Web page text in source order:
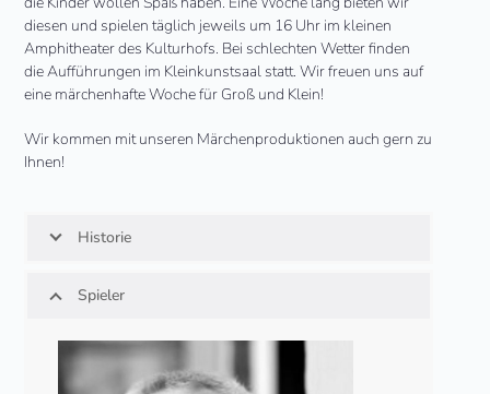
diesen und spielen täglich jeweils um 16 Uhr im kleinen
Amphitheater des Kulturhofs. Bei schlechten Wetter finden
die Aufführungen im Kleinkunstsaal statt. Wir freuen uns auf
eine märchenhafte Woche für Groß und Klein!
Wir kommen mit unseren Märchenproduktionen auch gern zu
Ihnen!
Historie
Spieler